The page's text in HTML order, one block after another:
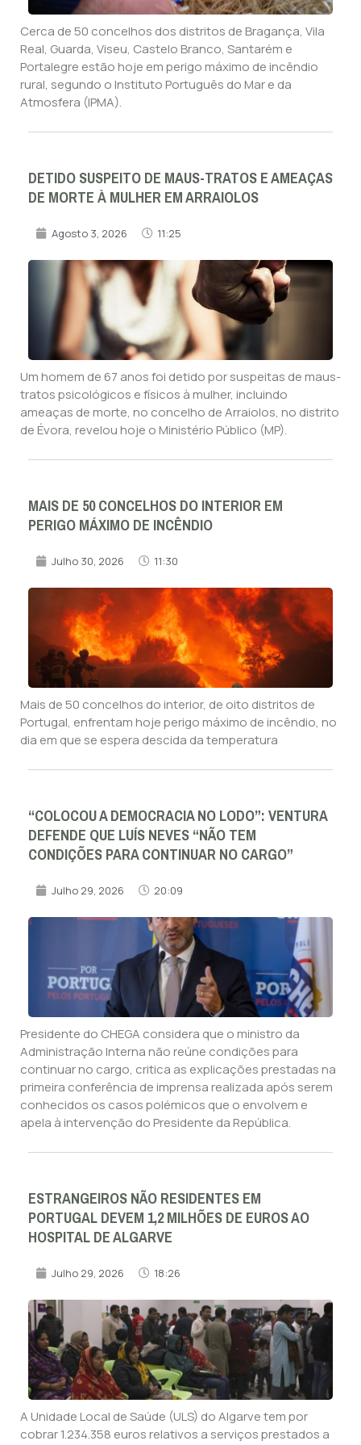
Cerca de 50 concelhos dos distritos de Bragança, Vila
Real, Guarda, Viseu, Castelo Branco, Santarém e
Portalegre estão hoje em perigo máximo de incêndio
rural, segundo o Instituto Português do Mar e da
Atmosfera (IPMA).
DETIDO SUSPEITO DE MAUS-TRATOS E AMEAÇAS
DE MORTE À MULHER EM ARRAIOLOS
Agosto 3, 2026 11:25
Um homem de 67 anos foi detido por suspeitas de maus-
tratos psicológicos e físicos à mulher, incluindo
ameaças de morte, no concelho de Arraiolos, no distrito
de Évora, revelou hoje o Ministério Público (MP).
MAIS DE 50 CONCELHOS DO INTERIOR EM
PERIGO MÁXIMO DE INCÊNDIO
Julho 30, 2026 11:30
Mais de 50 concelhos do interior, de oito distritos de
Portugal, enfrentam hoje perigo máximo de incêndio, no
dia em que se espera descida da temperatura
“COLOCOU A DEMOCRACIA NO LODO”: VENTURA
DEFENDE QUE LUÍS NEVES “NÃO TEM
CONDIÇÕES PARA CONTINUAR NO CARGO”
Julho 29, 2026 20:09
Presidente do CHEGA considera que o ministro da
Administração Interna não reúne condições para
continuar no cargo, critica as explicações prestadas na
primeira conferência de imprensa realizada após serem
conhecidos os casos polémicos que o envolvem e
apela à intervenção do Presidente da República.
ESTRANGEIROS NÃO RESIDENTES EM
PORTUGAL DEVEM 1,2 MILHÕES DE EUROS AO
HOSPITAL DE ALGARVE
Julho 29, 2026 18:26
A Unidade Local de Saúde (ULS) do Algarve tem por
cobrar 1.234.358 euros relativos a serviços prestados a